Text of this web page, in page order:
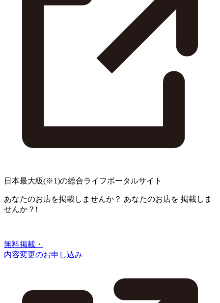
日本最大級(※1)の総合ライフポータルサイト
あなたのお店を掲載しませんか？ あなたのお店を 掲載しま
せんか？!
無料掲載・
内容変更のお申し込み